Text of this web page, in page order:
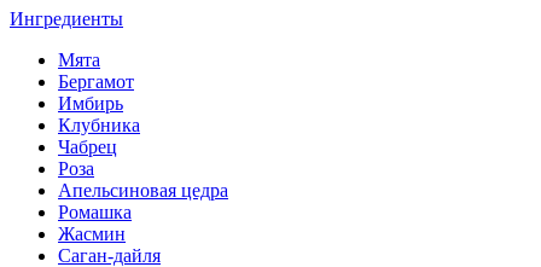
Ингредиенты
Мята
Бергамот
Имбирь
Клубника
Чабрец
Роза
Апельсиновая цедра
Ромашка
Жасмин
Саган-дайля